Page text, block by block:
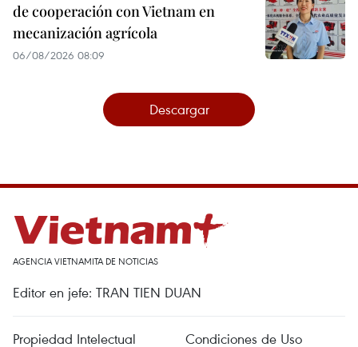
de cooperación con Vietnam en
mecanización agrícola
06/08/2026 08:09
Descargar
AGENCIA VIETNAMITA DE NOTICIAS
Editor en jefe: TRAN TIEN DUAN
Propiedad Intelectual Condiciones de Uso